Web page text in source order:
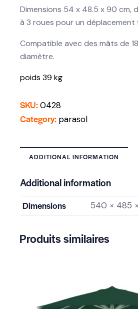
Dimensions 54 x 48.5 x 90 cm,
à 3 roues pour un déplacement
Compatible avec des mâts de
diamètre.
poids 39 kg
SKU:0428
Category: parasol
ADDITIONAL INFORMATION
Additional information
Dimensions 540 × 485
Produits similaires